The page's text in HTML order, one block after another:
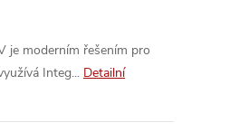
je moderním řešením pro
Integ... Detailní